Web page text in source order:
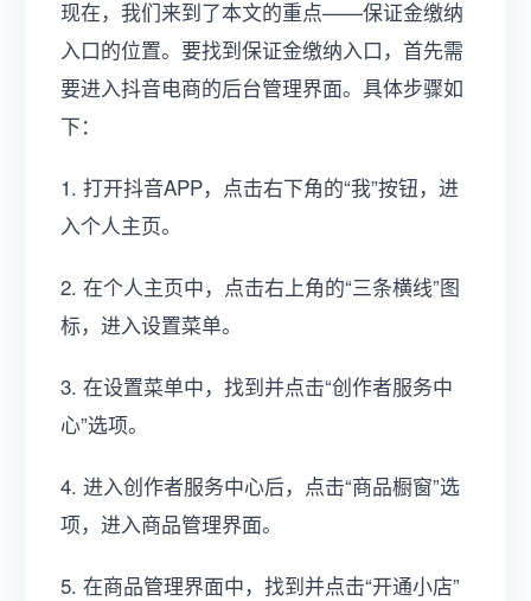
现在，我们来到了本文的重点——保证金缴纳
入口的位置。要找到保证金缴纳入口，首先需
要进入抖音电商的后台管理界面。具体步骤如
下：
1. 打开抖音APP，点击右下角的“我”按钮，进
入个人主页。
2. 在个人主页中，点击右上角的“三条横线”图
标，进入设置菜单。
3. 在设置菜单中，找到并点击“创作者服务中
心”选项。
4. 进入创作者服务中心后，点击“商品橱窗”选
项，进入商品管理界面。
5. 在商品管理界面中，找到并点击“开通小店”